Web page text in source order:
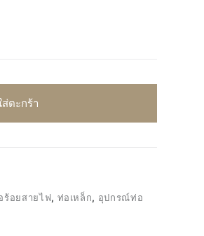
ตะกร้า
ร้อยสายไฟ, ท่อเหล็ก, อุปกรณ์ท่อ